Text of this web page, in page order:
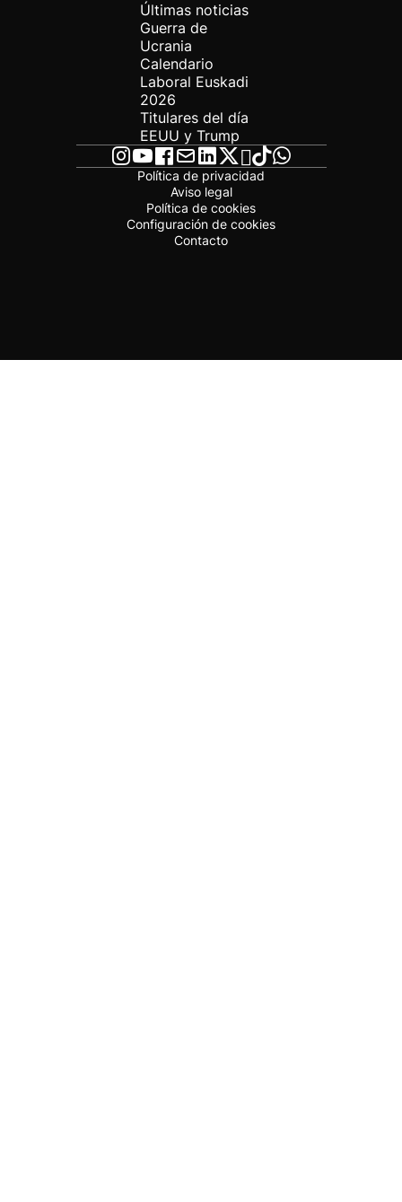
Últimas noticias
Guerra de
Ucrania
Calendario
Laboral Euskadi
2026
Titulares del día
EEUU y Trump
Política de privacidad
Aviso legal
Política de cookies
Configuración de cookies
Contacto